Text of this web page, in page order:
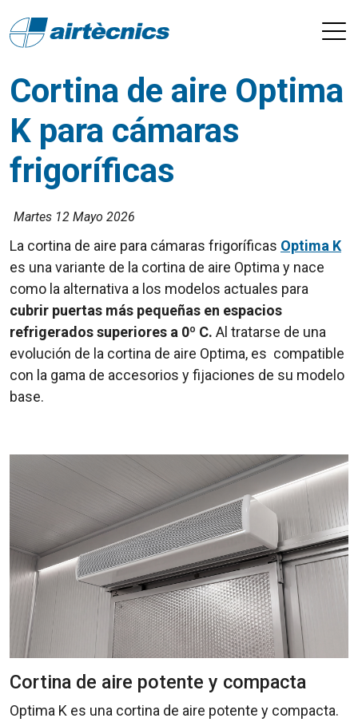
Cortina de aire Optima
K para cámaras
frigoríficas
Martes 12 Mayo 2026
La cortina de aire para cámaras frigoríficas Optima K
es una variante de la cortina de aire Optima y nace
como la alternativa a los modelos actuales para
cubrir puertas más pequeñas en espacios
refrigerados superiores a 0º C. Al tratarse de una
evolución de la cortina de aire Optima, es compatible
con la gama de accesorios y fijaciones de su modelo
base.
Cortina de aire potente y compacta
Optima K es una cortina de aire potente y compacta.